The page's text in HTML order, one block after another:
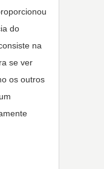
do
na
se ver
os outros